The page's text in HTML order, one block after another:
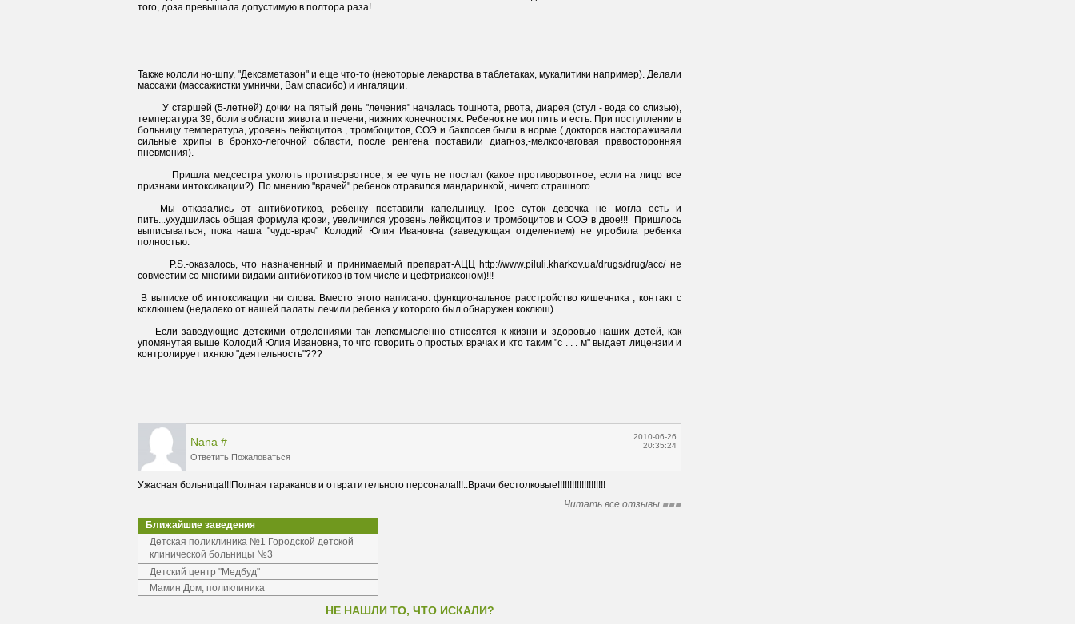
Также кололи но-шпу, "Дексаметазон" и еще что-то (некоторые лекарства в таблетаках, мукалитики например). Делали
температура 39, боли в области живота и печени, нижних конечностях. Ребенок не мог пить и есть. При поступлении в
больницу температура, уровень лейкоцитов , тромбоцитов, СОЭ и бакпосев были в норме ( докторов настораживали
сильные хрипы в бронхо-легочной области, после ренгена поставили диагноз,-мелкоочаговая правосторонняя
пить...ухудшилась общая формула крови, увеличился уровень лейкоцитов и тромбоцитов и СОЭ в двое!!!  Пришлось
выписываться, пока наша "чудо-врач" Колодий Юлия Ивановна (заведующая отделением) не угробила ребенка
упомянутая выше Колодий Юлия Ивановна, то что говорить о простых врачах и кто таким "с . . . м" выдает лицензии и
Nana #
Ответить Пожаловаться
2010-06-26
20:35:24
Ужасная больница!!!Полная тараканов и отвратительного персонала!!!..Врачи бестолковые!!!!!!!!!!!!!!!!!!!!
Читать все отзывы
Ближайшие заведения
Детская поликлиника №1 Городской детской
клинической больницы №3
Детский центр "Медбуд"
Мамин Дом, поликлиника
НЕ НАШЛИ ТО, ЧТО ИСКАЛИ?